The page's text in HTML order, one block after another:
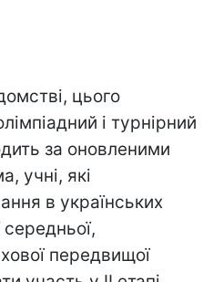
цього
і турнірний
за оновленими
учні, які
в українських
середньої,
передвищої